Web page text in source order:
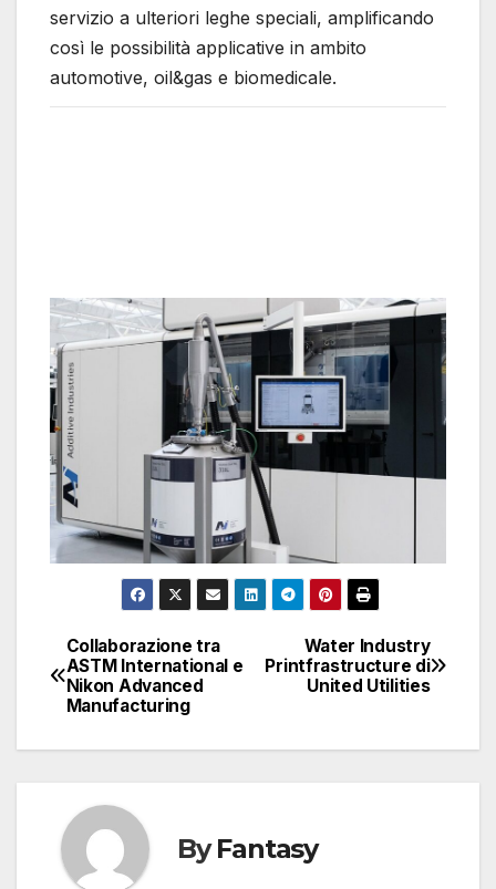
servizio a ulteriori leghe speciali, amplificando
così le possibilità applicative in ambito
automotive, oil&gas e biomedicale.
Navigazione
articoli
Water Industry
Printfrastructure di
United Utilities
Collaborazione tra
ASTM International e
Nikon Advanced
Manufacturing
ByFantasy